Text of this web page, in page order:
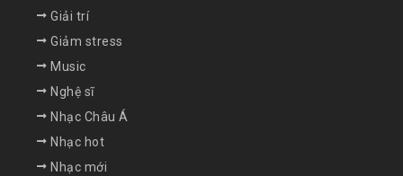
Giải trí
Giảm stress
Music
Nghệ sĩ
Nhạc Châu Á
Nhạc hot
Nhạc mới